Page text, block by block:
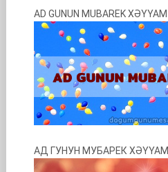
AD GUNUN MUBAREK XƏYYAM
АД ГУНУН МУБАРЕК XƏYYAM